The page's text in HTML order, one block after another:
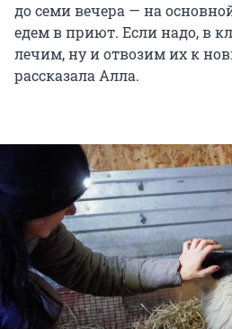
до семи вечера — на
едем в приют. Если надо, в
лечим, ну и отвозим их к
рассказала Алла.